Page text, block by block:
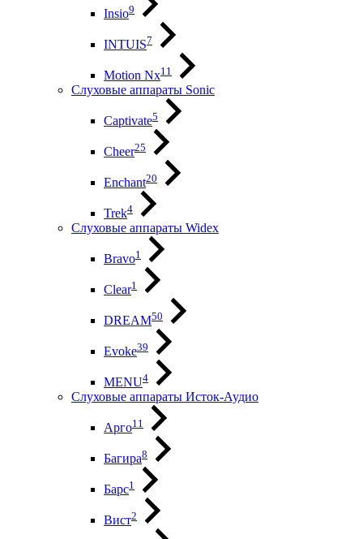
Insio9
INTUIS7
Motion Nx11
Слуховые аппараты Sonic
Captivate5
Cheer25
Enchant20
Trek4
Слуховые аппараты Widex
Bravo1
Clear1
DREAM50
Evoke39
MENU4
Слуховые аппараты Исток-Аудио
Арго11
Багира8
Барс1
Вист2